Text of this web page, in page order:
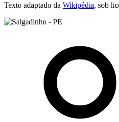
Texto adaptado da Wikipédia, sob